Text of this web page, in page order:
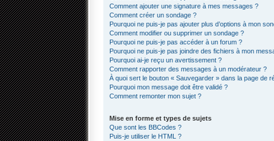
Comment ajouter une signature à mes messages ?
Comment créer un sondage ?
Pourquoi ne puis-je pas ajouter plus d’options à mon
Comment modifier ou supprimer un sondage ?
Pourquoi ne puis-je pas accéder à un forum ?
Pourquoi ne puis-je pas joindre des fichiers à mon
Pourquoi ai-je reçu un avertissement ?
Comment rapporter des messages à un modérateur ?
À quoi sert le bouton « Sauvegarder » dans la page de
Pourquoi mon message doit être validé ?
Comment remonter mon sujet ?
Mise en forme et types de sujets
Que sont les BBCodes ?
Puis-je utiliser le HTML ?